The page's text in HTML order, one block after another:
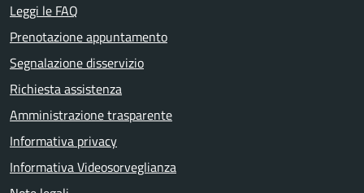
Leggi le FAQ
Prenotazione appuntamento
Segnalazione disservizio
Richiesta assistenza
Amministrazione trasparente
Informativa privacy
Informativa Videosorveglianza